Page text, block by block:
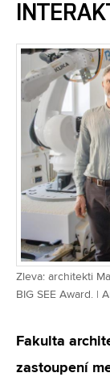
Zleva: architekti
BIG SEE Award. |
Fakulta
zastoupení